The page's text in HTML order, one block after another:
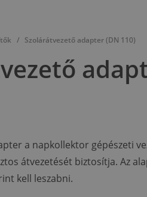
Szolárátvezető adapter (DN 110)
a napkollektor gépészeti
átvezetését biztosítja. Az
kell leszabni.